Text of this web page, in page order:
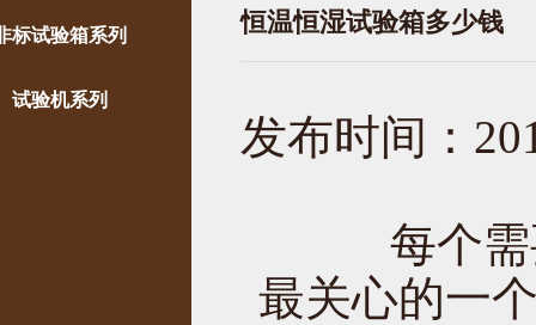
标试验箱系列
试验机系列
恒温恒湿试验箱多少钱
发布时间：
每个需
最关心的一